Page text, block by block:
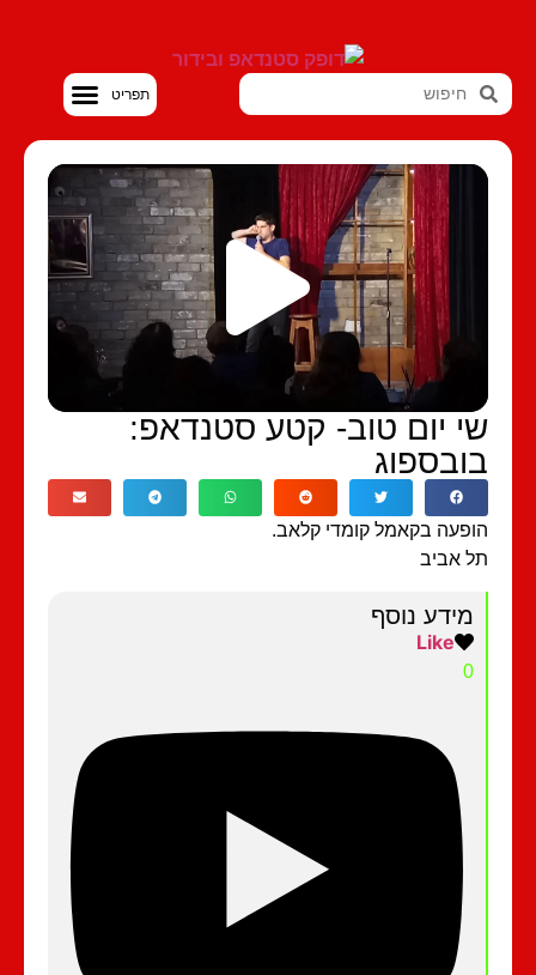
יום טוב- קטע סטנדאפ:
בקאמל קומדי קלאב.
אביב
מידע נוסף